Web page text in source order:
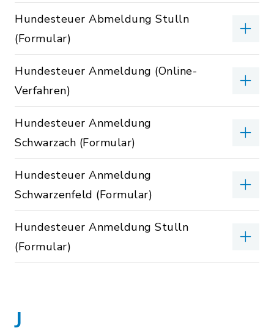
Hundesteuer Abmeldung Stulln
(Formular)
Hundesteuer Anmeldung (Online-
Verfahren)
Hundesteuer Anmeldung
Schwarzach (Formular)
Hundesteuer Anmeldung
Schwarzenfeld (Formular)
Hundesteuer Anmeldung Stulln
(Formular)
J